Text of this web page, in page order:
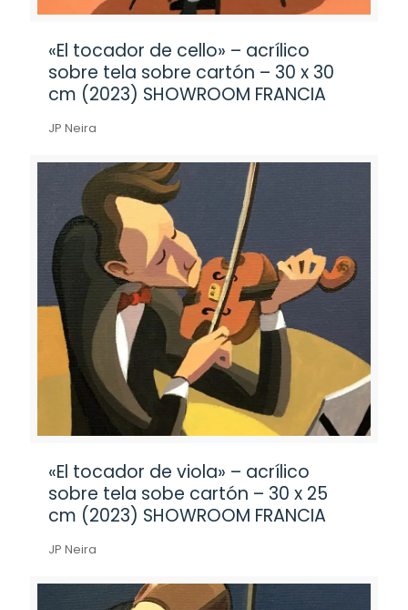
«El tocador de cello» – acrílico
sobre tela sobre cartón – 30 x 30
cm (2023) SHOWROOM FRANCIA
JP Neira
«El tocador de viola» – acrílico
sobre tela sobe cartón – 30 x 25
cm (2023) SHOWROOM FRANCIA
JP Neira